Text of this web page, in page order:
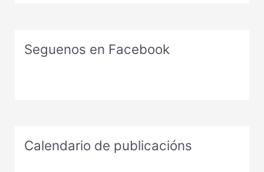
Seguenos en Facebook
Calendario de publicacións